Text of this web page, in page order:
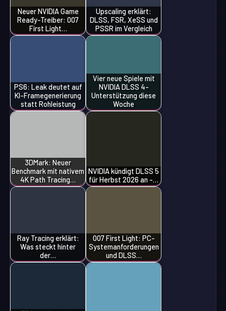
Neuer NVIDIA Game
Ready-Treiber: 007
First Light…
Upscaling erklärt:
DLSS, FSR, XeSS und
PSSR im Vergleich
PS6: Leak deutet auf
KI-Framegenerierung
statt Rohleistung
Vier neue Spiele mit
NVIDIA DLSS 4-
Unterstützung diese
Woche
3DMark: Neuer
Benchmark mit nativem
4K Path Tracing…
NVIDIA kündigt DLSS 5
für Herbst 2026 an -…
Ray Tracing erklärt:
Was steckt hinter
der…
007 First Light: PC-
Systemanforderungen
und DLSS…